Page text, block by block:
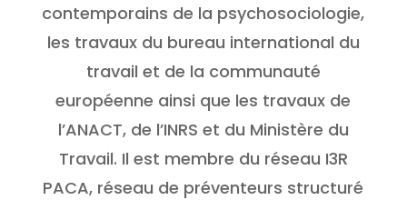
contemporains de la psychosociologie,
les travaux du bureau international du
travail et de la communauté
européenne ainsi que les travaux de
l’ANACT, de l’INRS et du Ministère du
Travail. Il est membre du réseau I3R
PACA, réseau de préventeurs structuré